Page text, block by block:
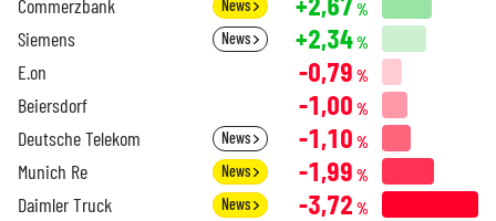
Commerzbank News %
Siemens News +2,34%
E.on -0,79 %
Beiersdorf -1,00 %
Deutsche Telekom News -1,10 %
Munich Re News -1,99 %
Daimler Truck News -3,72 %